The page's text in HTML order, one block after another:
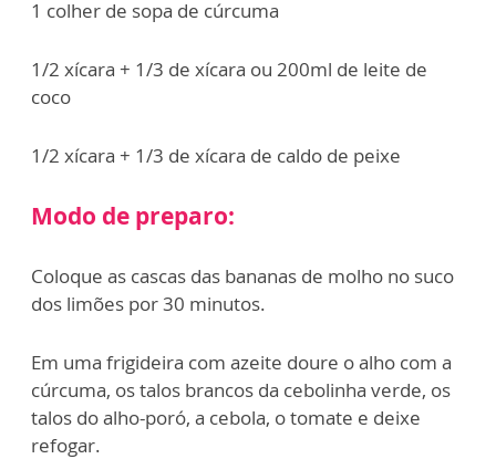
1 colher de sopa de cúrcuma
1/2 xícara + 1/3 de xícara ou 200ml de leite de
coco
1/2 xícara + 1/3 de xícara de caldo de peixe
Modo de preparo:
Coloque as cascas das bananas de molho no suco
dos limões por 30 minutos.
Em uma frigideira com azeite doure o alho com a
cúrcuma, os talos brancos da cebolinha verde, os
talos do alho-poró, a cebola, o tomate e deixe
refogar.